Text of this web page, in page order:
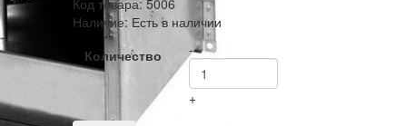
Код товара:5006
Наличие: Есть в наличии
Количество
-
+